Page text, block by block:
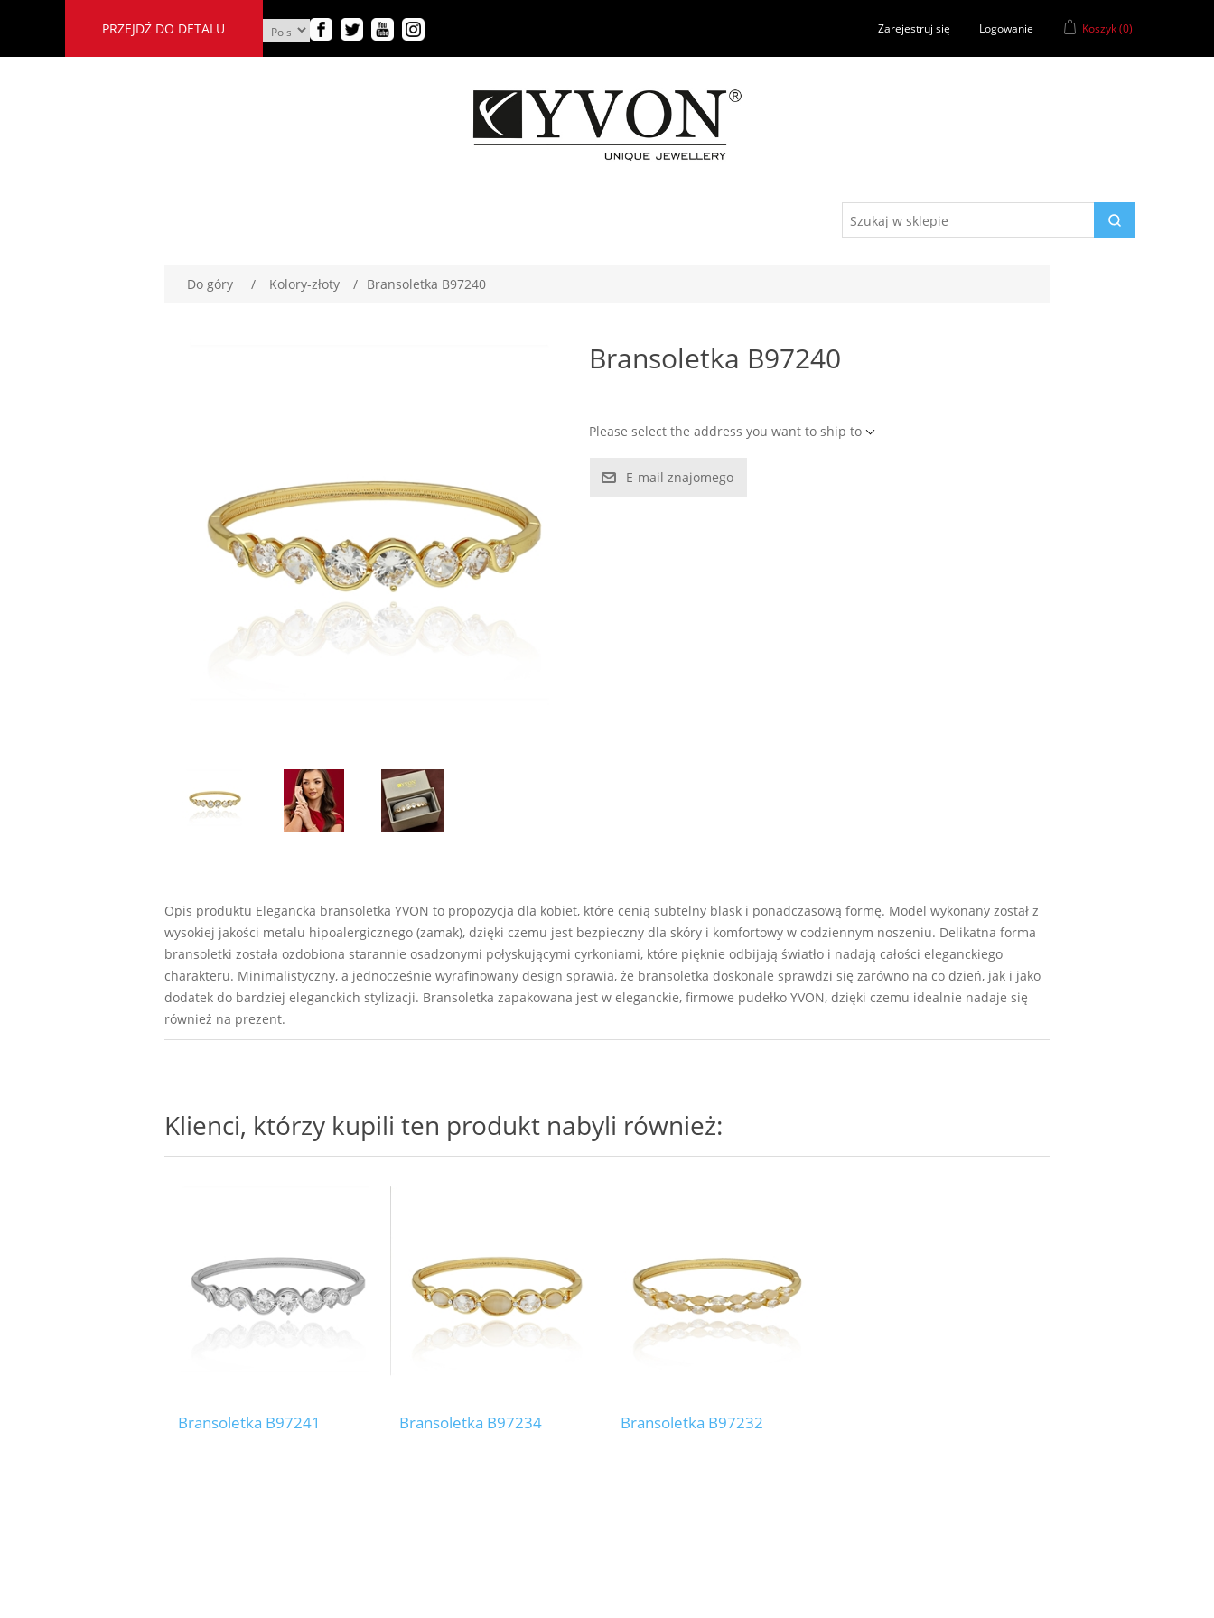
PRZEJDŹ DO DETALU Zarejestruj się Logowanie Koszyk(0)
Do góry / Kolory-złoty / Bransoletka B97240
Bransoletka B97240
Please select the address you want to ship to
E-mail znajomego
Opis produktu Elegancka bransoletka YVON to propozycja dla kobiet, które cenią subtelny blask i ponadczasową formę. Model wykonany został z
wysokiej jakości metalu hipoalergicznego (zamak), dzięki czemu jest bezpieczny dla skóry i komfortowy w codziennym noszeniu. Delikatna forma
bransoletki została ozdobiona starannie osadzonymi połyskującymi cyrkoniami, które pięknie odbijają światło i nadają całości eleganckiego
charakteru. Minimalistyczny, a jednocześnie wyrafinowany design sprawia, że bransoletka doskonale sprawdzi się zarówno na co dzień, jak i jako
dodatek do bardziej eleganckich stylizacji. Bransoletka zapakowana jest w eleganckie, firmowe pudełko YVON, dzięki czemu idealnie nadaje się
również na prezent.
Klienci, którzy kupili ten produkt nabyli również:
Bransoletka B97241 Bransoletka B97234 Bransoletka B97232